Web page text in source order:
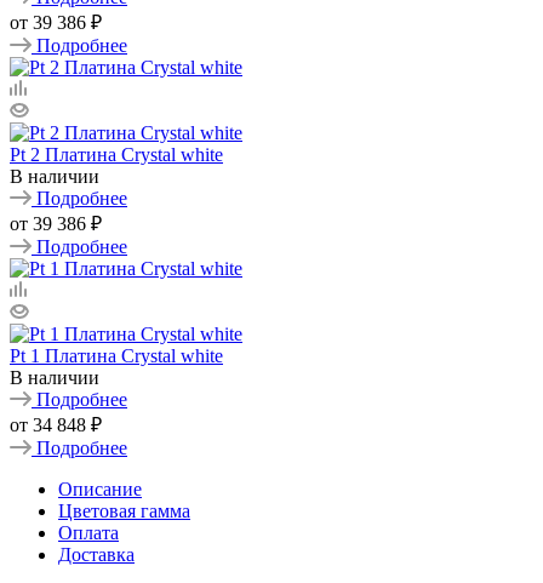
от 39 386 ₽
Подробнее
Pt 2 Платина Crystal white
В наличии
Подробнее
от 39 386 ₽
Подробнее
Pt 1 Платина Crystal white
В наличии
Подробнее
от 34 848 ₽
Подробнее
Описание
Цветовая гамма
Оплата
Доставка